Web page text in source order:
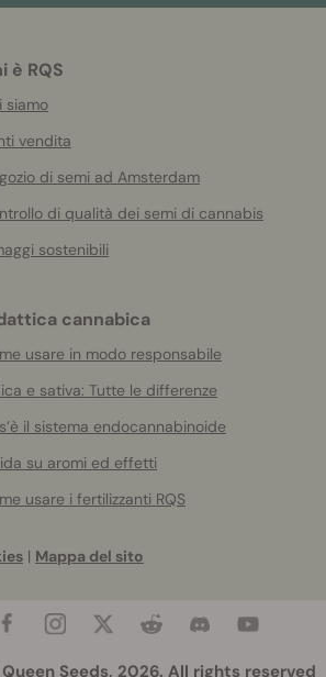
è RQS
siamo
vendita
di semi ad Amsterdam
di qualità dei semi di cannabis
sostenibili
cannabica
usare in modo responsabile
e sativa: Tutte le differenze
il sistema endocannabinoide
su aromi ed effetti
usare i fertilizzanti RQS
| Mappa del sito
Seeds, 2026. All rights reserved